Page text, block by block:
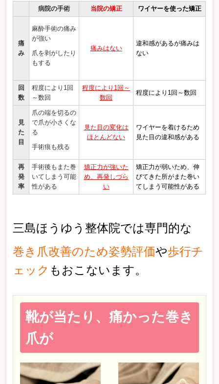
病院の手術 当院の矯正 ワイヤーを使った矯正
痛
み
麻酔手術の痛み
が強い
爪を剥がしたり
もする
痛みはない
違和感があるが痛みは
ない
回
数
程度により1回
～数回
程度により1回～
数回
程度により1回～数回
見
た
目
爪の端を切るの
で爪が小さくな
る
手術痕も残る
見た目の変化は
ほとんどない
ワイヤーを着けるため
見た目の違和感がある
再
発
率
手術後もまた巻
いてしまう可能
性がある
矯正力が強いた
め、再発しづら
い
矯正力が弱いため、伸
びてきた所がまた巻い
てしまう可能性がある
三島ほうゆう整体院では専門的な
巻き爪改善のため姿勢評価や歩行チ
ェック もおこないます。
靴が当たり、痛かった巻き
爪が